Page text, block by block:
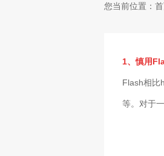
您当前位置：
1、慎用
Flash相比
等。对于